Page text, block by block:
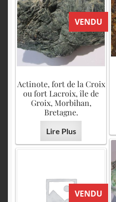
VENDU
Actinote, fort de la Croix
ou fort Lacroix, île de
Groix, Morbihan,
Bretagne.
Lire Plus
VENDU